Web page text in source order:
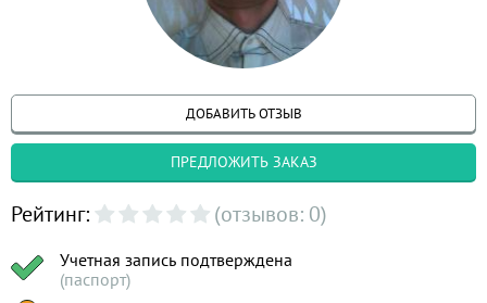
ДОБАВИТЬ ОТЗЫВ
ПРЕДЛОЖИТЬ ЗАКАЗ
Рейтинг: (отзывов: 0)
Учетная запись подтверждена
(паспорт)